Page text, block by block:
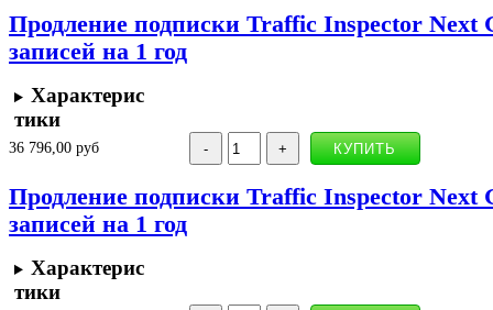
Продление подписки Traffic Inspector Next
записей на 1 год
Характерис
тики
36 796,00 руб
Продление подписки Traffic Inspector Next
записей на 1 год
Характерис
тики